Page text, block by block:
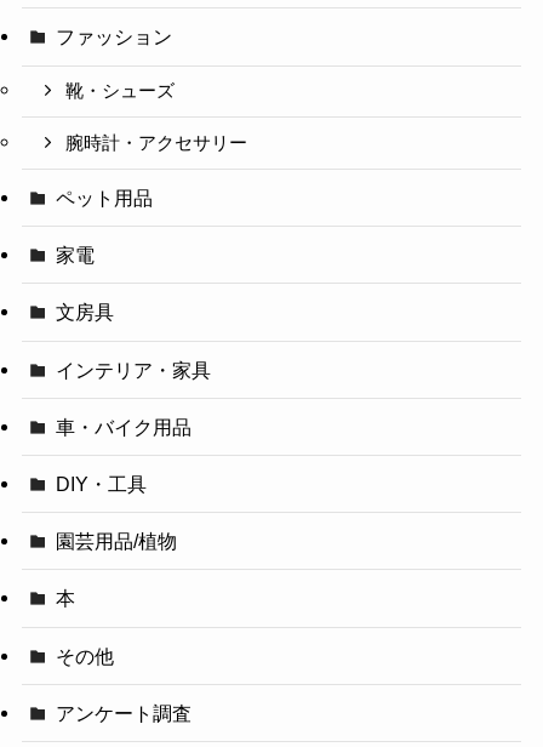
ファッション
靴・シューズ
腕時計・アクセサリー
ペット用品
家電
文房具
インテリア・家具
車・バイク用品
DIY・工具
園芸用品/植物
本
その他
アンケート調査